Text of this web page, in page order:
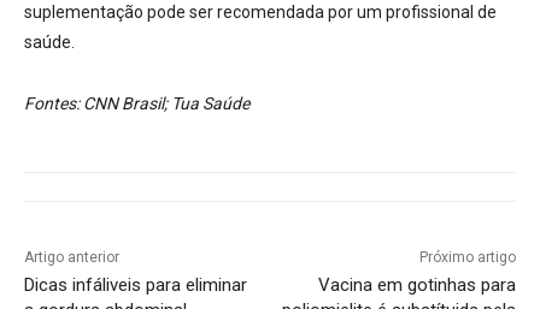
suplementação pode ser recomendada por um profissional de
saúde.
Fontes: CNN Brasil; Tua Saúde
Artigo anterior
Dicas infáliveis para eliminar
Próximo artigo
Vacina em gotinhas para